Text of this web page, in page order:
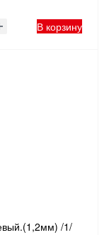
В корзину
/1/